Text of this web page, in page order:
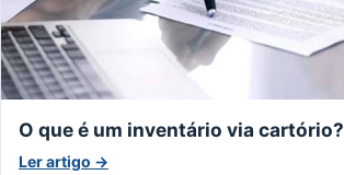
O que é um inventário via cartório?
Ler artigo →